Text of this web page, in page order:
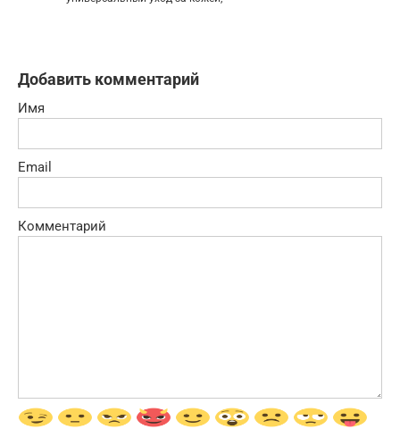
Добавить комментарий
Имя
Email
Комментарий